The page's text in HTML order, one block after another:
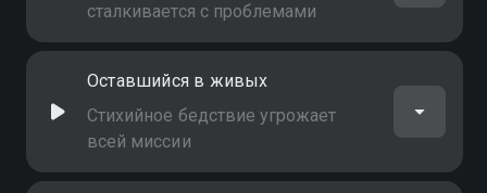
сталкивается с проблемами
Оставшийся в живых
Стихийное бедствие угрожает
всей миссии